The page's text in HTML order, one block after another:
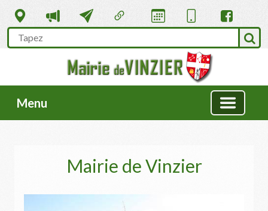
Menu
Mairie de Vinzier